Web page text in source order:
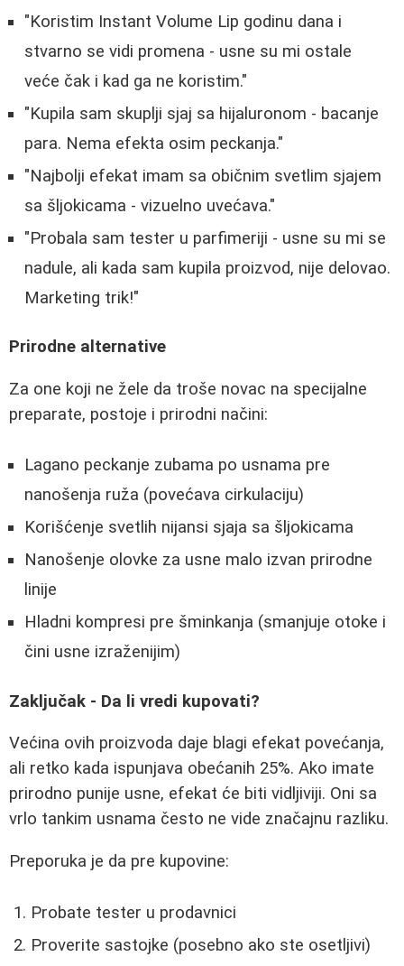
"Koristim Instant Volume Lip godinu dana i
stvarno se vidi promena - usne su mi ostale
veće čak i kad ga ne koristim."
"Kupila sam skuplji sjaj sa hijaluronom - bacanje
para. Nema efekta osim peckanja."
"Najbolji efekat imam sa običnim svetlim sjajem
sa šljokicama - vizuelno uvećava."
"Probala sam tester u parfimeriji - usne su mi se
nadule, ali kada sam kupila proizvod, nije delovao.
Marketing trik!"
Prirodne alternative
Za one koji ne žele da troše novac na specijalne
preparate, postoje i prirodni načini:
Lagano peckanje zubama po usnama pre
nanošenja ruža (povećava cirkulaciju)
Korišćenje svetlih nijansi sjaja sa šljokicama
Nanošenje olovke za usne malo izvan prirodne
linije
Hladni kompresi pre šminkanja (smanjuje otoke i
čini usne izraženijim)
Zaključak - Da li vredi kupovati?
Većina ovih proizvoda daje blagi efekat povećanja,
ali retko kada ispunjava obećanih 25%. Ako imate
prirodno punije usne, efekat će biti vidljiviji. Oni sa
vrlo tankim usnama često ne vide značajnu razliku.
Preporuka je da pre kupovine:
Probate tester u prodavnici
Proverite sastojke (posebno ako ste osetljivi)